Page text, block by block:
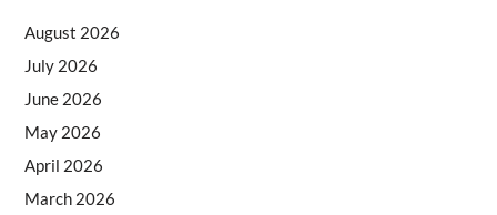
August 2026
July 2026
June 2026
May 2026
April 2026
March 2026